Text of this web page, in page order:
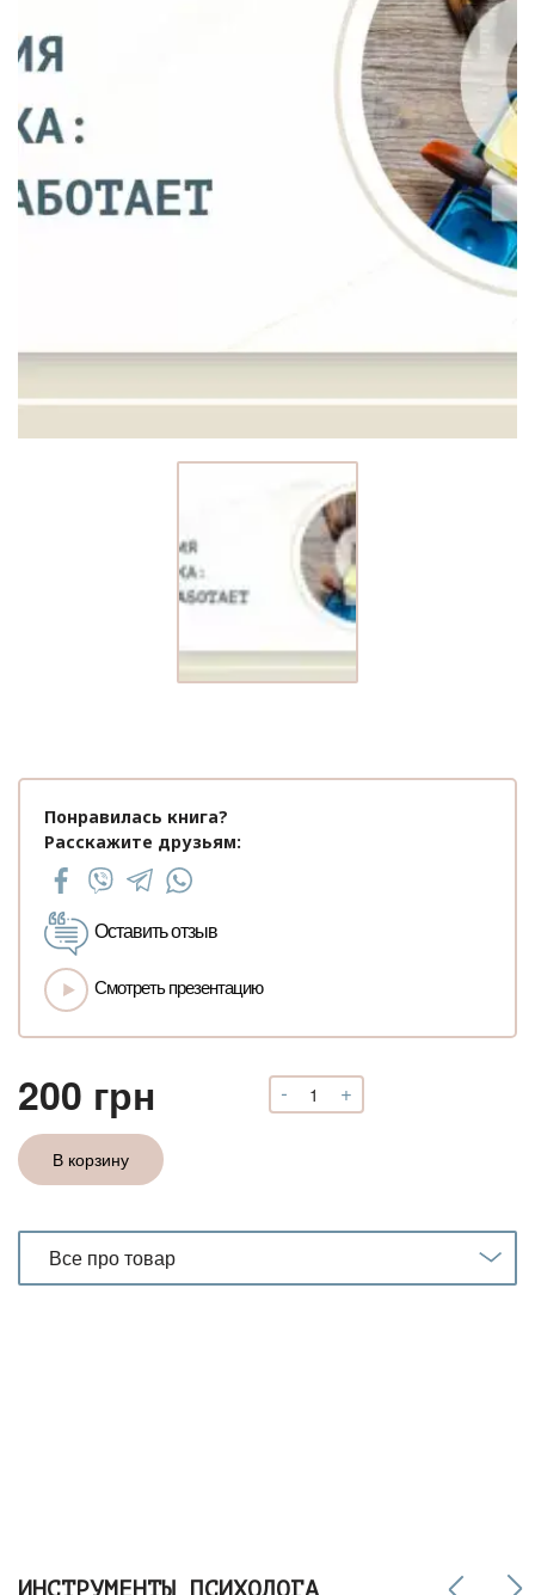
Понравилась книга?
Расскажите друзьям:
Оставить отзыв
Смотреть презентацию
200 грн -
Количество
Мастер-
новичка:
это
+
В корзину
Все про товар
ИНСТРУМЕНТЫ ПСИХОЛОГА